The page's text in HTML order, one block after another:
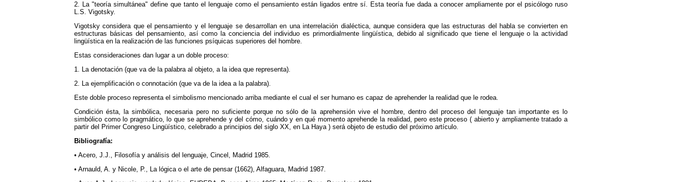
2. La "teoría simultánea" define que tanto el lenguaje como el pensamiento están ligados entre sí. Esta teoría fue dada a conocer ampliamente por el psicólogo ruso
L.S. Vigotsky.
Vigotsky considera que el pensamiento y el lenguaje se desarrollan en una interrelación dialéctica, aunque considera que las estructuras del habla se convierten en
estructuras básicas del pensamiento, así como la conciencia del individuo es primordialmente lingüística, debido al significado que tiene el lenguaje o la actividad
lingüística en la realización de las funciones psíquicas superiores del hombre.
Estas consideraciones dan lugar a un doble proceso:
1. La denotación (que va de la palabra al objeto, a la idea que representa).
2. La ejemplificación o connotación (que va de la idea a la palabra).
Este doble proceso representa el simbolismo mencionado arriba mediante el cual el ser humano es capaz de aprehender la realidad que le rodea.
Condición ésta, la simbólica, necesaria pero no suficiente porque no sólo de la aprehensión vive el hombre, dentro del proceso del lenguaje tan importante es lo
simbólico como lo pragmático, lo que se aprehende y del cómo, cuándo y en qué momento aprehende la realidad, pero este proceso ( abierto y ampliamente tratado a
partir del Primer Congreso Lingüístico, celebrado a principios del siglo XX, en La Haya ) será objeto de estudio del próximo artículo.
Bibliografía:
• Acero, J.J., Filosofía y análisis del lenguaje, Cincel, Madrid 1985.
• Arnauld, A. y Nicole, P., La lógica o el arte de pensar (1662), Alfaguara, Madrid 1987.